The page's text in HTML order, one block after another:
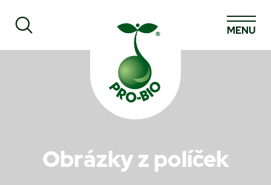
Prohledat PRO-BIO
MENU
Obrázky z políček